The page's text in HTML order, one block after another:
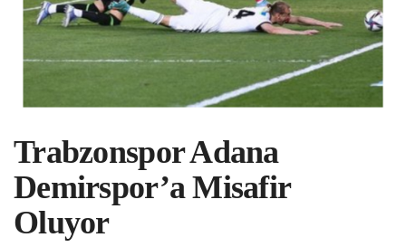
Trabzonspor Adana
Demirspor’a Misafir
Oluyor